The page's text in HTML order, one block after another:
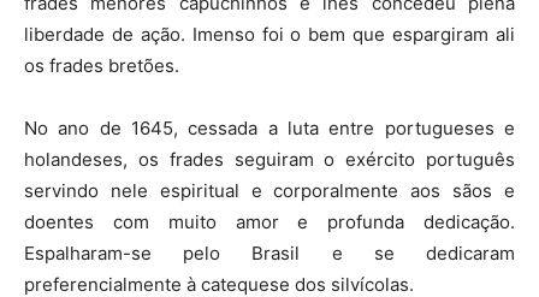
liberdade de ação. Imenso foi o bem que espargiram ali
os frades bretões.
No ano de 1645, cessada a luta entre portugueses e
holandeses, os frades seguiram o exército português
servindo nele espiritual e corporalmente aos sãos e
doentes com muito amor e profunda dedicação.
Espalharam-se pelo Brasil e se dedicaram
preferencialmente à catequese dos silvícolas.